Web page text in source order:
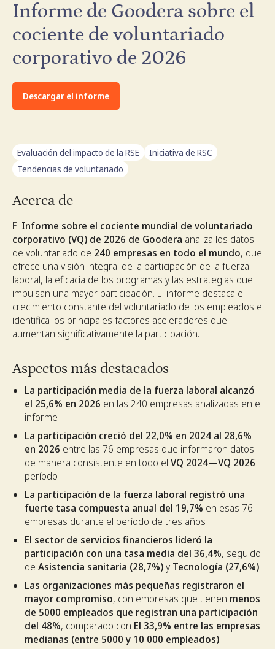
Informe de Goodera sobre el
cociente de voluntariado
corporativo de 2026
Descargar el informe
Evaluación del impacto de la RSE
Iniciativa de RSC
Tendencias de voluntariado
Acerca de
El Informe sobre el cociente mundial de voluntariado
corporativo (VQ) de 2026 de Goodera analiza los datos
de voluntariado de 240 empresas en todo el mundo, que
ofrece una visión integral de la participación de la fuerza
laboral, la eficacia de los programas y las estrategias que
impulsan una mayor participación. El informe destaca el
crecimiento constante del voluntariado de los empleados e
identifica los principales factores aceleradores que
aumentan significativamente la participación.
Aspectos más destacados
La participación media de la fuerza laboral alcanzó
el 25,6% en 2026 en las 240 empresas analizadas en el
informe
La participación creció del 22,0% en 2024 al 28,6%
en 2026 entre las 76 empresas que informaron datos
de manera consistente en todo el VQ 2024—VQ 2026
período
La participación de la fuerza laboral registró una
fuerte tasa compuesta anual del 19,7% en esas 76
empresas durante el período de tres años
El sector de servicios financieros lideró la
participación con una tasa media del 36,4%, seguido
de Asistencia sanitaria (28,7%)y Tecnología (27,6%)
Las organizaciones más pequeñas registraron el
mayor compromiso, con empresas que tienen menos
de 5000 empleados que registran una participación
del 48%, comparado con El 33,9% entre las empresas
medianas (entre 5000 y 10 000 empleados)